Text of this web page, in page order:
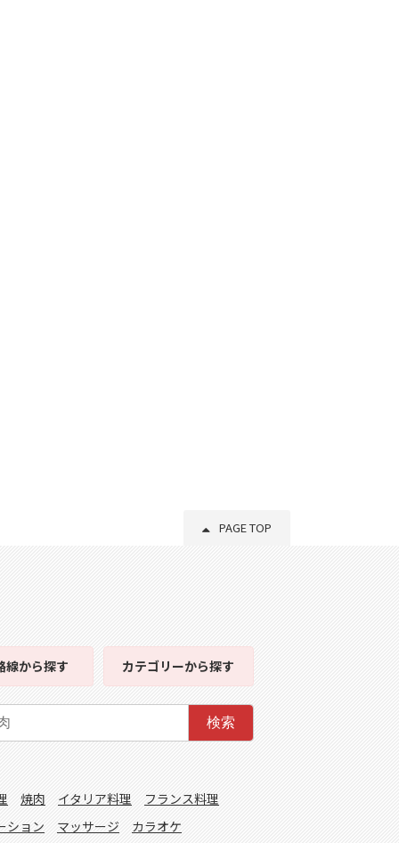
PAGE TOP
線から探す カテゴリーから探す
検索
焼肉 イタリア料理
フランス料理
ション マッサージ カラオケ